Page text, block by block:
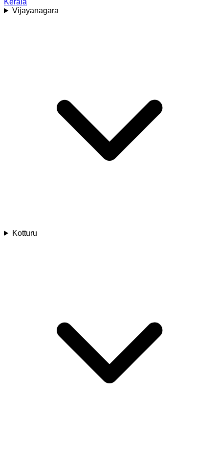
Kerala
Vijayanagara
Kotturu